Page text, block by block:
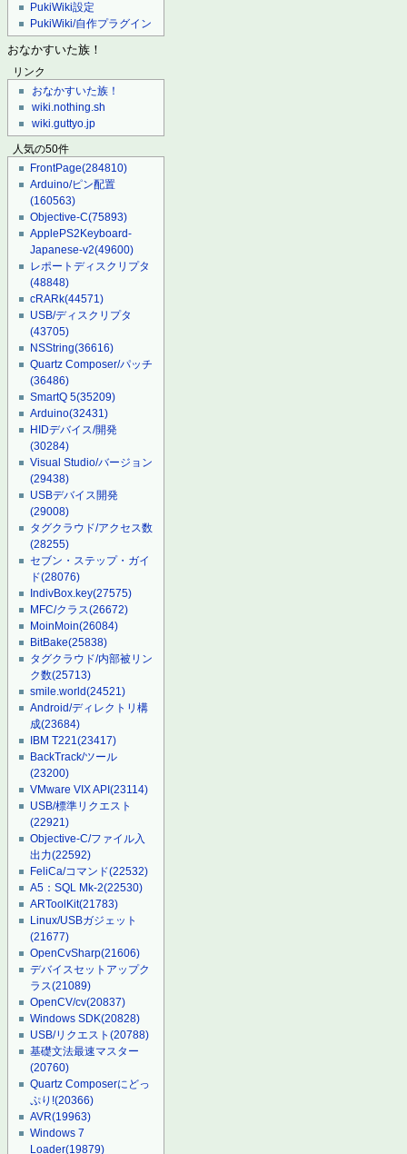
PukiWiki設定
PukiWiki/自作プラグイン
おなかすいた族！
リンク
おなかすいた族！
wiki.nothing.sh
wiki.guttyo.jp
人気の50件
FrontPage(284810)
Arduino/ピン配置
(160563)
Objective-C(75893)
ApplePS2Keyboard-
Japanese-v2(49600)
レポートディスクリプタ
(48848)
cRARk(44571)
USB/ディスクリプタ
(43705)
NSString(36616)
Quartz Composer/パッチ
(36486)
SmartQ 5(35209)
Arduino(32431)
HIDデバイス/開発
(30284)
Visual Studio/バージョン
(29438)
USBデバイス開発
(29008)
タグクラウド/アクセス数
(28255)
セブン・ステップ・ガイ
ド(28076)
IndivBox.key(27575)
MFC/クラス(26672)
MoinMoin(26084)
BitBake(25838)
タグクラウド/内部被リン
ク数(25713)
smile.world(24521)
Android/ディレクトリ構
成(23684)
IBM T221(23417)
BackTrack/ツール
(23200)
VMware VIX API(23114)
USB/標準リクエスト
(22921)
Objective-C/ファイル入
出力(22592)
FeliCa/コマンド(22532)
A5：SQL Mk-2(22530)
ARToolKit(21783)
Linux/USBガジェット
(21677)
OpenCvSharp(21606)
デバイスセットアップク
ラス(21089)
OpenCV/cv(20837)
Windows SDK(20828)
USB/リクエスト(20788)
基礎文法最速マスター
(20760)
Quartz Composerにどっ
ぷり!(20366)
AVR(19963)
Windows 7
Loader(19879)